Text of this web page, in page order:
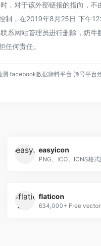
，对于该外部链接的指向，
，在2019年8月25日 下午
系网站管理员进行删除，奶
何责任。
facebook数据筛料平台 筛号平台
easyicon
flaticon